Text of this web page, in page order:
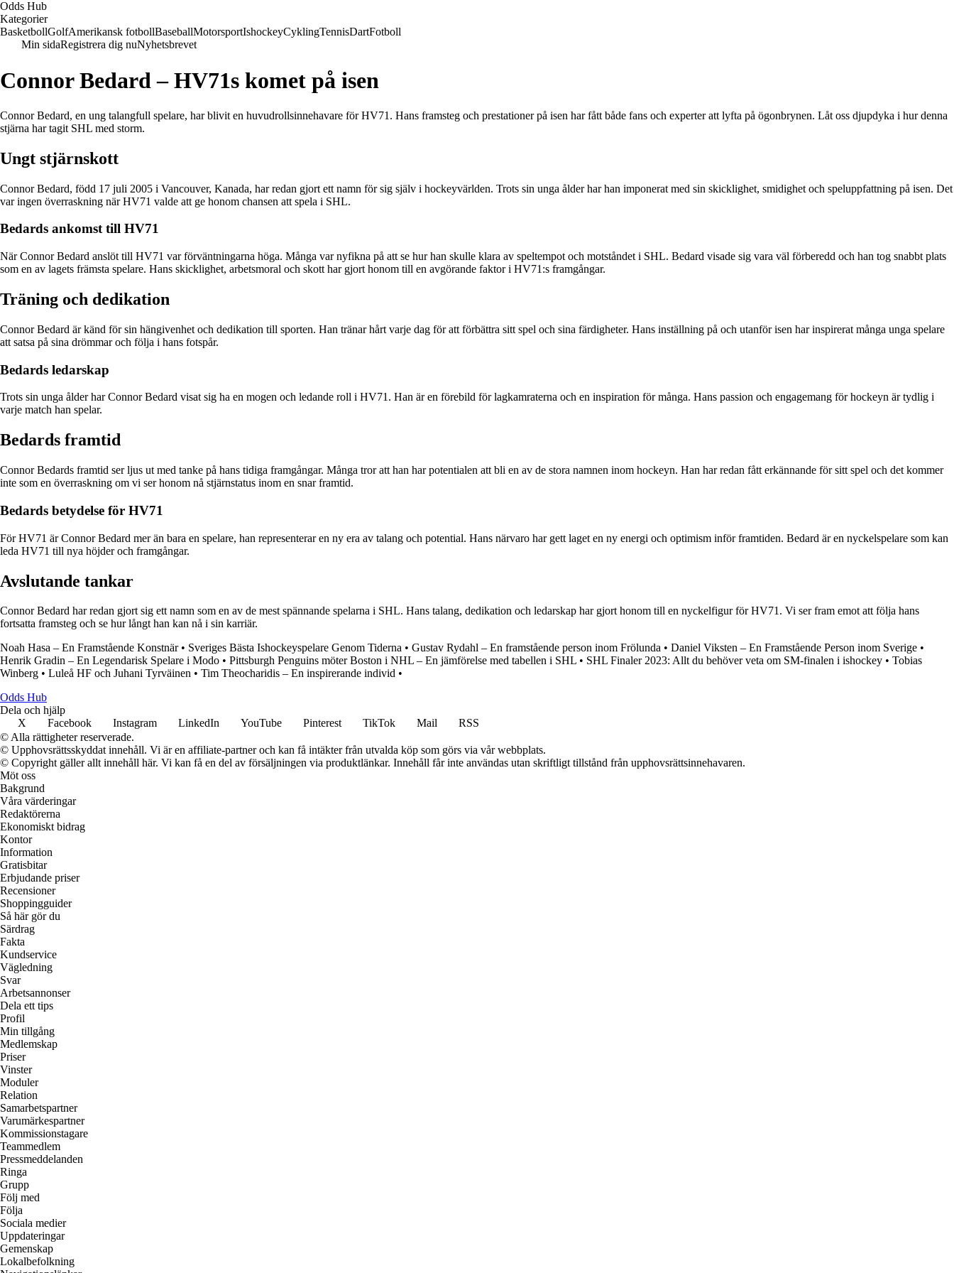
Odds Hub
Kategorier
BasketbollGolfAmerikansk fotbollBaseballMotorsportIshockeyCyklingTennisDartFotboll
Min sidaRegistrera dig nuNyhetsbrevet
Connor Bedard – HV71s komet på isen
Connor Bedard, en ung talangfull spelare, har blivit en huvudrollsinnehavare för HV71. Hans framsteg och prestationer på isen har fått både fans och experter att lyfta på ögonbrynen. Låt oss djupdyka i hur denna
stjärna har tagit SHL med storm.
Ungt stjärnskott
Connor Bedard, född 17 juli 2005 i Vancouver, Kanada, har redan gjort ett namn för sig själv i hockeyvärlden. Trots sin unga ålder har han imponerat med sin skicklighet, smidighet och speluppfattning på isen. Det
var ingen överraskning när HV71 valde att ge honom chansen att spela i SHL.
Bedards ankomst till HV71
När Connor Bedard anslöt till HV71 var förväntningarna höga. Många var nyfikna på att se hur han skulle klara av speltempot och motståndet i SHL. Bedard visade sig vara väl förberedd och han tog snabbt plats
som en av lagets främsta spelare. Hans skicklighet, arbetsmoral och skott har gjort honom till en avgörande faktor i HV71:s framgångar.
Träning och dedikation
Connor Bedard är känd för sin hängivenhet och dedikation till sporten. Han tränar hårt varje dag för att förbättra sitt spel och sina färdigheter. Hans inställning på och utanför isen har inspirerat många unga spelare
att satsa på sina drömmar och följa i hans fotspår.
Bedards ledarskap
Trots sin unga ålder har Connor Bedard visat sig ha en mogen och ledande roll i HV71. Han är en förebild för lagkamraterna och en inspiration för många. Hans passion och engagemang för hockeyn är tydlig i
varje match han spelar.
Bedards framtid
Connor Bedards framtid ser ljus ut med tanke på hans tidiga framgångar. Många tror att han har potentialen att bli en av de stora namnen inom hockeyn. Han har redan fått erkännande för sitt spel och det kommer
inte som en överraskning om vi ser honom nå stjärnstatus inom en snar framtid.
Bedards betydelse för HV71
För HV71 är Connor Bedard mer än bara en spelare, han representerar en ny era av talang och potential. Hans närvaro har gett laget en ny energi och optimism inför framtiden. Bedard är en nyckelspelare som kan
leda HV71 till nya höjder och framgångar.
Avslutande tankar
Connor Bedard har redan gjort sig ett namn som en av de mest spännande spelarna i SHL. Hans talang, dedikation och ledarskap har gjort honom till en nyckelfigur för HV71. Vi ser fram emot att följa hans
fortsatta framsteg och se hur långt han kan nå i sin karriär.
Noah Hasa – En Framstående Konstnär• Sveriges Bästa Ishockeyspelare Genom Tiderna • Gustav Rydahl – En framstående person inom Frölunda • Daniel Viksten – En Framstående Person inom Sverige •
Henrik Gradin – En Legendarisk Spelare i Modo • Pittsburgh Penguins möter Boston i NHL – En jämförelse med tabellen i SHL • SHL Finaler 2023: Allt du behöver veta om SM-finalen i ishockey • Tobias
Winberg • Luleå HF och Juhani Tyrväinen • Tim Theocharidis – En inspirerande individ •
Odds Hub
Dela och hjälp
X
Facebook Instagram LinkedIn YouTube Pinterest TikTok Mail
RSS
© Alla rättigheter reserverade.
© Upphovsrättsskyddat innehåll. Vi är en affiliate-partner och kan få intäkter från utvalda köp som görs via vår webbplats.
© Copyright gäller allt innehåll här. Vi kan få en del av försäljningen via produktlänkar. Innehåll får inte användas utan skriftligt tillstånd från upphovsrättsinnehavaren.
Möt oss
Bakgrund
Våra värderingar
Redaktörerna
Ekonomiskt bidrag
Kontor
Information
Gratisbitar
Erbjudande priser
Recensioner
Shoppingguider
Så här gör du
Särdrag
Fakta
Kundservice
Vägledning
Svar
Arbetsannonser
Dela ett tips
Profil
Min tillgång
Medlemskap
Priser
Vinster
Moduler
Relation
Samarbetspartner
Varumärkespartner
Kommissionstagare
Teammedlem
Pressmeddelanden
Ringa
Grupp
Följ med
Följa
Sociala medier
Uppdateringar
Gemenskap
Lokalbefolkning